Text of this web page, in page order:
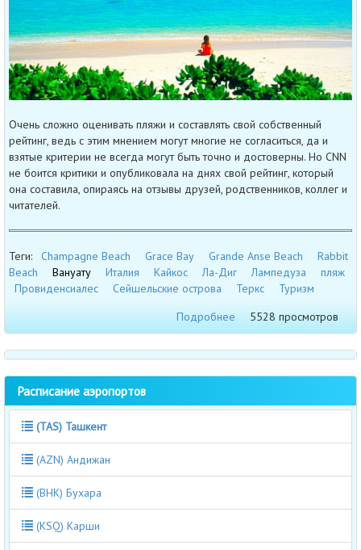
Очень сложно оценивать пляжи и составлять свой собственный
рейтинг, ведь с этим мнением могут многие не согласиться, да и
взятые критерии не всегда могут быть точно и достоверны. Но CNN
не боится критики и опубликовала на днях свой рейтинг, который
она составила, опираясь на отзывы друзей, родственников, коллег и
читателей.
Теги: Champagne Beach Grace Bay Grande Anse Beach
Rabbit
Beach
Вануату Италия Кайкос Ла-Диг Лампедуза
пляж
Провиденсиалес
Сейшельские острова Теркс
Туризм
Подробнее
5528 просмотров
Расписание аэропортов
(TAS) Ташкент
(AZN) Андижан
(BHK) Бухара
(KSQ) Карши